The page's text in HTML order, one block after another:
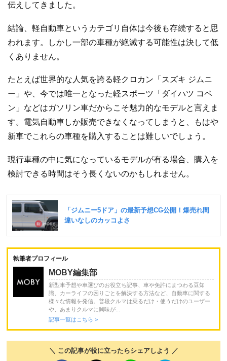
伝えしてきました。
結論、軽自動車というカテゴリ自体は今後も存続すると思
われます。しかし一部の車種が絶滅する可能性は決して低
くありません。
たとえば世界的な人気を誇る軽クロカン「スズキ ジムニ
ー」や、今では唯一となった軽スポーツ「ダイハツ コペ
ン」などはガソリン車だからこそ魅力的なモデルと言えま
す。電気自動車しか販売できなくなってしまうと、もはや
新車でこれらの車種を購入することは難しいでしょう。
現行車種の中に気になっているモデルが有る場合、購入を
検討できる時間はそう長くないのかもしれません。
執筆者プロフィール
MOBY編集部
新型車予想や車選びのお役立ち記事、車や免許にまつわる豆知
識、カーライフの困りごとを解決する方法など、自動車に関する
様々な情報を発信。普段クルマは乗るだけ・使うだけのユーザー
や、あまりクルマに興味が...
記事一覧はこちら >
＼ この記事が役に立ったらシェアしよう ／